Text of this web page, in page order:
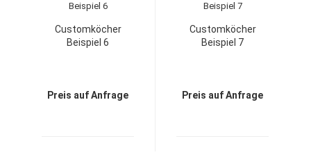
Customköcher
Beispiel 6
Preis auf Anfrage
Customköcher
Beispiel 7
Preis auf Anfrage